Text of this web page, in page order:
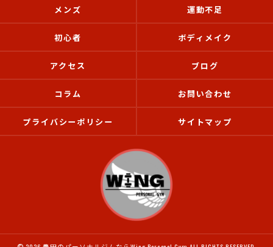
メンズ 運動不足
初心者 ボディメイク
アクセス ブログ
コラム お問い合わせ
プライバシーポリシー サイトマップ